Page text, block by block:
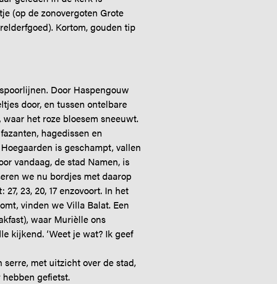
(op de zonovergoten Grote
Kortom, gouden tip
Door Haspengouw
door, en tussen ontelbare
het roze bloesem sneeuwt.
hagedissen en
is geschampt, vallen
vandaag, de stad Namen, is
we nu bordjes met daarop
23, 20, 17 enzovoort. In het
vinden we Villa Balat. Een
waar Murièlle ons
kijkend. ‘Weet je wat? Ik geef
met uitzicht over de stad,
gefietst.